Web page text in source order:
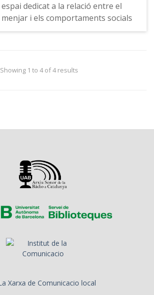
espai dedicat a la relació entre el
menjar i els comportaments socials
Showing 1 to 4 of 4 results